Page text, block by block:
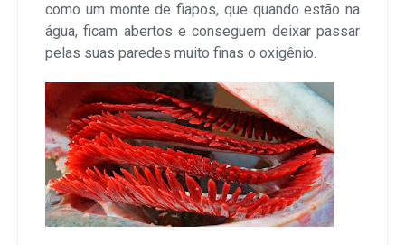
como um monte de fiapos, que quando estão na
água, ficam abertos e conseguem deixar passar
pelas suas paredes muito finas o oxigênio.